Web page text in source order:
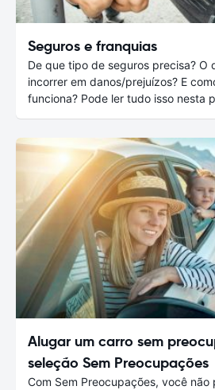
Seguros e franquias
De que tipo de seguros precisa? O
incorrer em danos/prejuízos? E
funciona? Pode ler tudo isso nesta
Alugar um carro sem
seleção Sem Preocupações
Com Sem Preocupações, você